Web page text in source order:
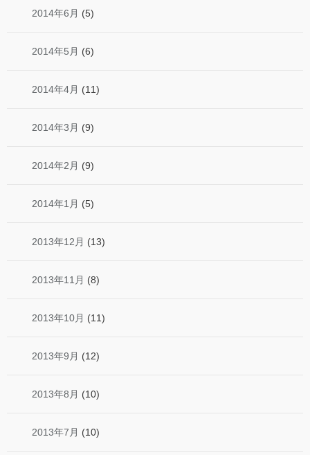
2014年6月 (5)
2014年5月 (6)
2014年4月 (11)
2014年3月 (9)
2014年2月 (9)
2014年1月 (5)
2013年12月 (13)
2013年11月 (8)
2013年10月 (11)
2013年9月 (12)
2013年8月 (10)
2013年7月 (10)